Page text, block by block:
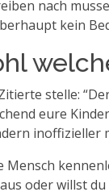
nach
kein
stelle:
eure
Mensch
oder willst